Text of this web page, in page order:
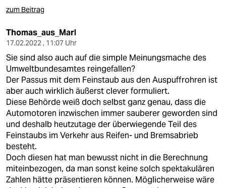
zum Beitrag
Thomas_aus_Marl
17.02.2022 , 11:07 Uhr
Sie sind also auch auf die simple Meinungsmache des
Umweltbundesamtes reingefallen?
Der Passus mit dem Feinstaub aus den Auspuffrohren ist
aber auch wirklich äußerst clever formuliert.
Diese Behörde weiß doch selbst ganz genau, dass die
Automotoren inzwischen immer sauberer geworden sind
und deshalb heutzutage der überwiegende Teil des
Feinstaubs im Verkehr aus Reifen- und Bremsabrieb
besteht.
Doch diesen hat man bewusst nicht in die Berechnung
miteinbezogen, da man sonst keine solch spektakulären
Zahlen hätte präsentieren können. Möglicherweise wäre